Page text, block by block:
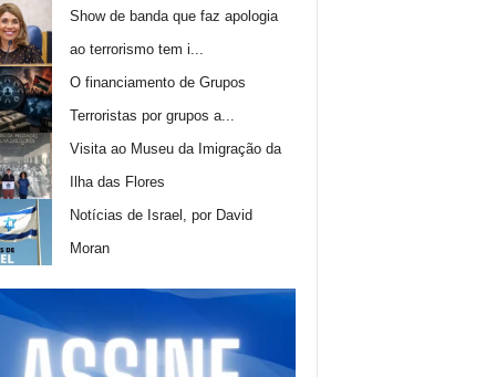
Show de banda que faz apologia
ao terrorismo tem i...
O financiamento de Grupos
Terroristas por grupos a...
Visita ao Museu da Imigração da
Ilha das Flores
Notícias de Israel, por David
Moran